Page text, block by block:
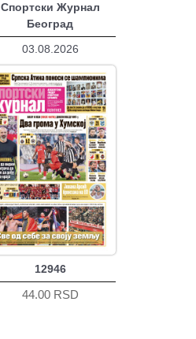
Спортски Журнал
Београд
03.08.2026
12946
44.00 RSD